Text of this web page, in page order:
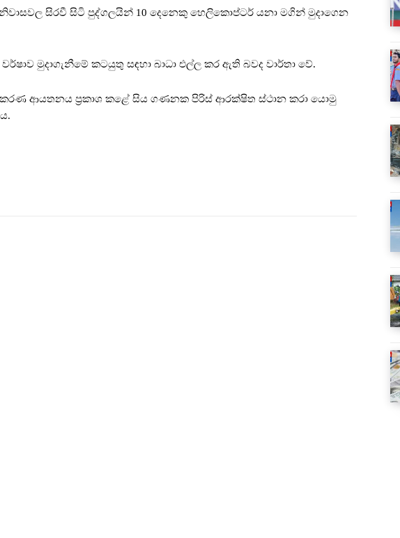
සිරවී සිටි පුද්ගලයින් 10 දෙනෙකු හෙලිකොප්ටර් යනා මගින් මුදාගෙන
මුදාගැනීමේ කටයුතු සඳහා බාධා එල්ල කර ඇති බවද වාර්තා වේ.
ආයතනය ප්‍රකාශ කළේ සිය ගණනක පිරිස් ආරක්ෂිත ස්ථාන කරා යොමු